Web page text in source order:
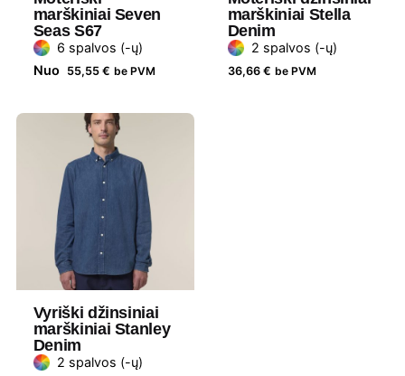
Gramatūra /
Talpa
190 g/m²
ženklas
Stanley Stella
marškiniai Seven
Seas S67
6 spalvos (-ų)
Nuo
55,55 € be PVM
marškiniai Stella
Denim
2 spalvos (-ų)
36,66 € be PVM
Vyriški džinsiniai
marškiniai Stanley
Denim
2 spalvos (-ų)